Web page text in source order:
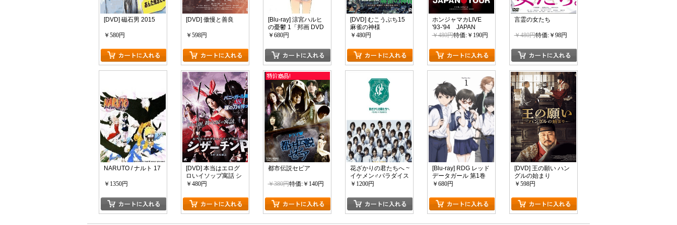
[DVD] 磁石男 2015
￥580円
[DVD] 傲慢と善良
￥598円
[Blu-ray] 涼宮ハルヒ
の憂鬱 1「邦画 DVD
アニメ」
￥680円
[DVD] むこうぶち15
麻雀の神様
￥480円
ホンジャマカLIVE
'93-'94 JAPAN
TOUR
￥480円特価:￥190円
言霊の女たち
￥480円特価:￥98円
NARUTO / ナルト 17
￥1350円
[DVD] 本当はエログ
ロいイソップ寓話 シ
ザーチンＰ
￥480円
都市伝説セピア
￥380円特価:￥140円
花ざかりの君たちへ ~
イケメン♂パラダイス
~￥1200円
[Blu-ray] RDG レッド
データガール 第1巻
￥680円
[DVD] 王の願い ハン
グルの始まり
￥598円